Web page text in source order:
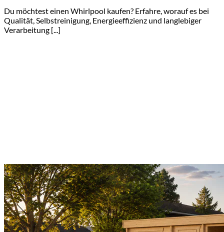
Du möchtest einen Whirlpool kaufen? Erfahre, worauf es bei
Qualität, Selbstreinigung, Energieeffizienz und langlebiger
Verarbeitung [...]